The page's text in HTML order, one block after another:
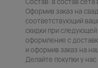
Оформив заказ на
соответствующий
скидки при
оформление с
и оформив заказ на
Делайте покупки у